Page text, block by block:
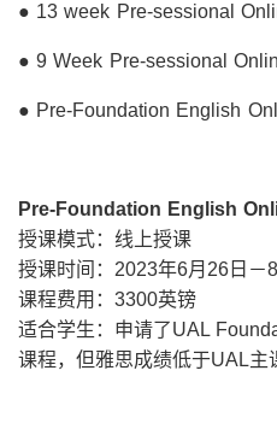
● 13 week Pre-sessional
● 9 Week Pre-sessional
● Pre-Foundation English
Pre-Foundation English
授课模式：线上授课
授课时间：2023年6月26日－
课程费用：3300英镑
适合学生：申请了UAL
课程，但雅思成绩低于UAL主